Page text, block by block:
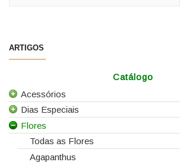
ARTIGOS
Catálogo
Acessórios
Todos os Acessórios
Alfinetes
Arames
Caixas e Sacos
Dias Especiais
25 de Abril
Casamentos
Dia da Mãe
Flores
Todas as Flores
Agapanthus